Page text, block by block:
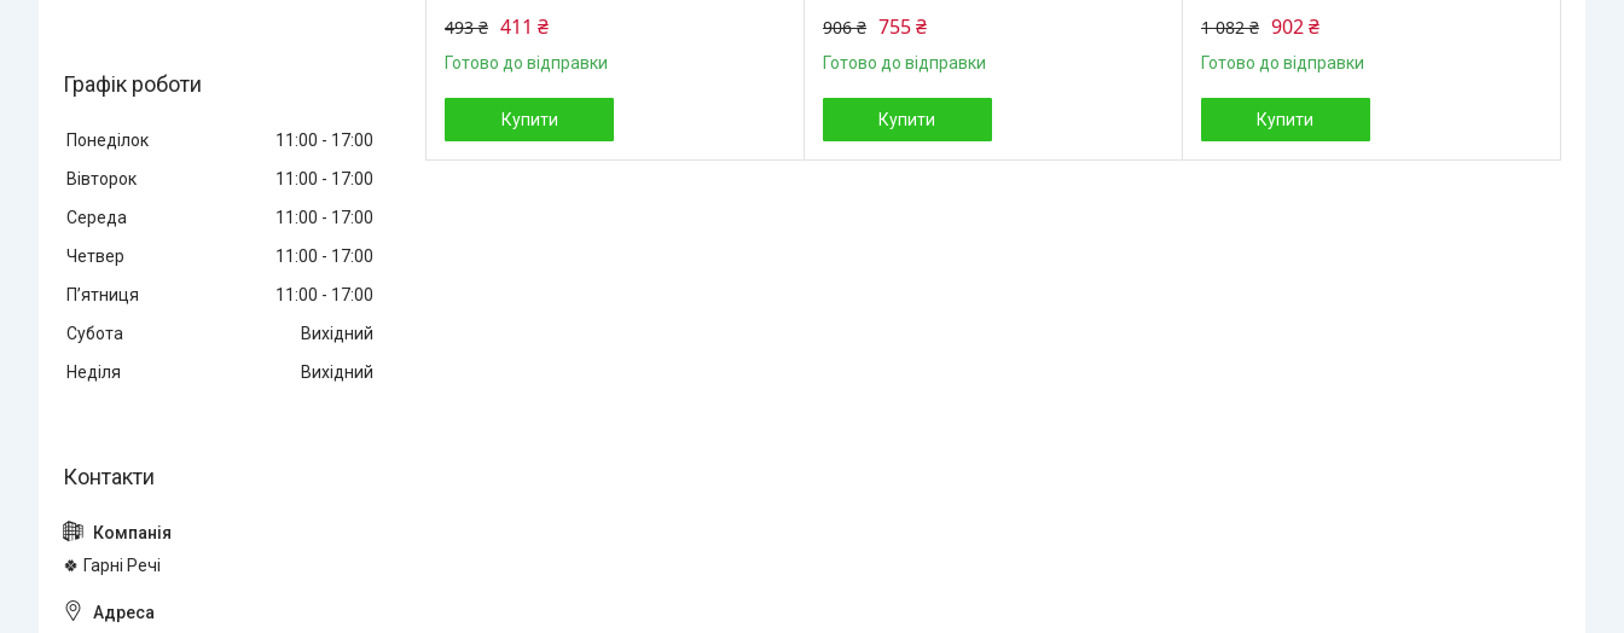
493 ₴ 411 ₴
Готово до відправки
Купити
906 ₴ 755 ₴
Готово до відправки
Купити
1 082 ₴ 902 ₴
Готово до відправки
Купити
Графік роботи
Понеділок 11:00
17:00
Вівторок
11:00
17:00
Середа
11:00
17:00
Четвер
11:00
17:00
Пʼятниця
11:00
17:00
Субота
Вихідний
Неділя
Вихідний
🍀 Гарні Речі